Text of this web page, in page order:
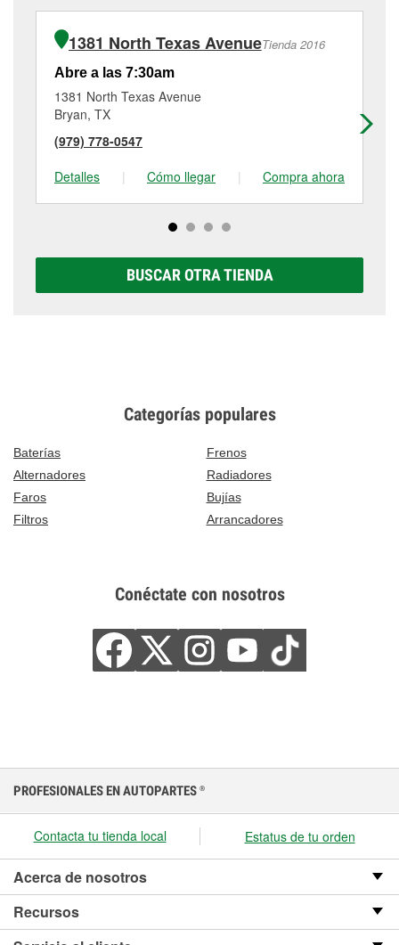
1381 North Texas AvenueTienda 2016
Abre a las 7:30am
1381 North Texas Avenue
Bryan, TX
(979) 778-0547
Detalles
| Cómo llegar | Compra ahora
BUSCAR OTRA TIENDA
Categorías populares
Baterías
Frenos
Alternadores
Radiadores
Faros
Bujías
Filtros
Arrancadores
Conéctate con nosotros
PROFESIONALES EN AUTOPARTES ®
Contacta tu tienda local Estatus de tu orden
Acerca de nosotros
Recursos